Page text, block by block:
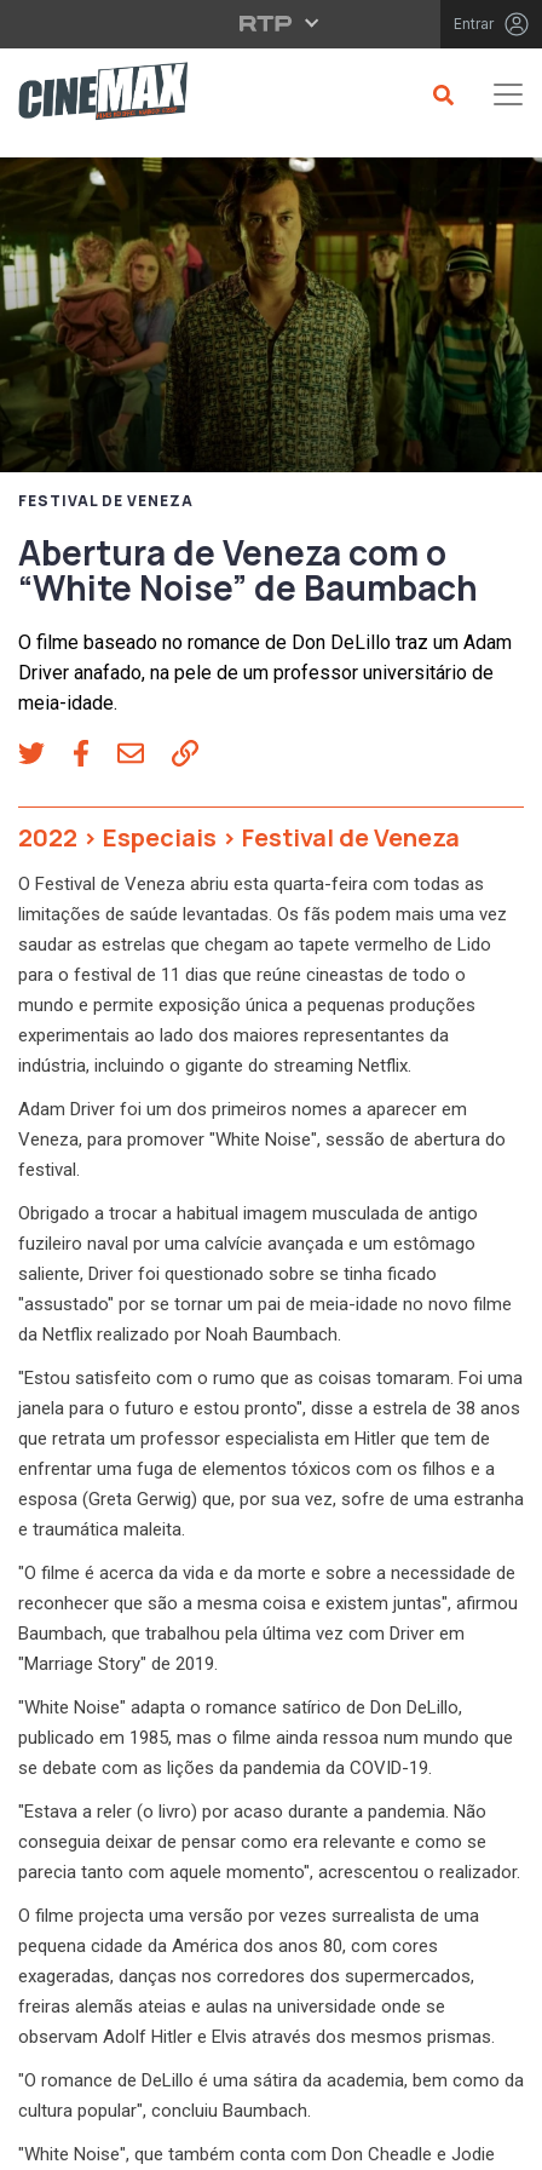
Saltar para o conteúdo principal Entrar
FESTIVAL DE VENEZA
Abertura de Veneza com o
“White Noise” de Baumbach
O filme baseado no romance de Don DeLillo traz um Adam
Driver anafado, na pele de um professor universitário de
meia-idade.
2022 > Especiais > Festival de Veneza
O Festival de Veneza abriu esta quarta-feira com todas as
limitações de saúde levantadas. Os fãs podem mais uma vez
saudar as estrelas que chegam ao tapete vermelho de Lido
para o festival de 11 dias que reúne cineastas de todo o
mundo e permite exposição única a pequenas produções
experimentais ao lado dos maiores representantes da
indústria, incluindo o gigante do streaming Netflix.
Adam Driver foi um dos primeiros nomes a aparecer em
Veneza, para promover "White Noise", sessão de abertura do
festival.
Obrigado a trocar a habitual imagem musculada de antigo
fuzileiro naval por uma calvície avançada e um estômago
saliente, Driver foi questionado sobre se tinha ficado
"assustado" por se tornar um pai de meia-idade no novo filme
da Netflix realizado por Noah Baumbach.
"Estou satisfeito com o rumo que as coisas tomaram. Foi uma
janela para o futuro e estou pronto", disse a estrela de 38 anos
que retrata um professor especialista em Hitler que tem de
enfrentar uma fuga de elementos tóxicos com os filhos e a
esposa (Greta Gerwig) que, por sua vez, sofre de uma estranha
e traumática maleita.
"O filme é acerca da vida e da morte e sobre a necessidade de
reconhecer que são a mesma coisa e existem juntas", afirmou
Baumbach, que trabalhou pela última vez com Driver em
"Marriage Story" de 2019.
"White Noise" adapta o romance satírico de Don DeLillo,
publicado em 1985, mas o filme ainda ressoa num mundo que
se debate com as lições da pandemia da COVID-19.
"Estava a reler (o livro) por acaso durante a pandemia. Não
conseguia deixar de pensar como era relevante e como se
parecia tanto com aquele momento", acrescentou o realizador.
O filme projecta uma versão por vezes surrealista de uma
pequena cidade da América dos anos 80, com cores
exageradas, danças nos corredores dos supermercados,
freiras alemãs ateias e aulas na universidade onde se
observam Adolf Hitler e Elvis através dos mesmos prismas.
"O romance de DeLillo é uma sátira da academia, bem como da
cultura popular", concluiu Baumbach.
"White Noise", que também conta com Don Cheadle e Jodie